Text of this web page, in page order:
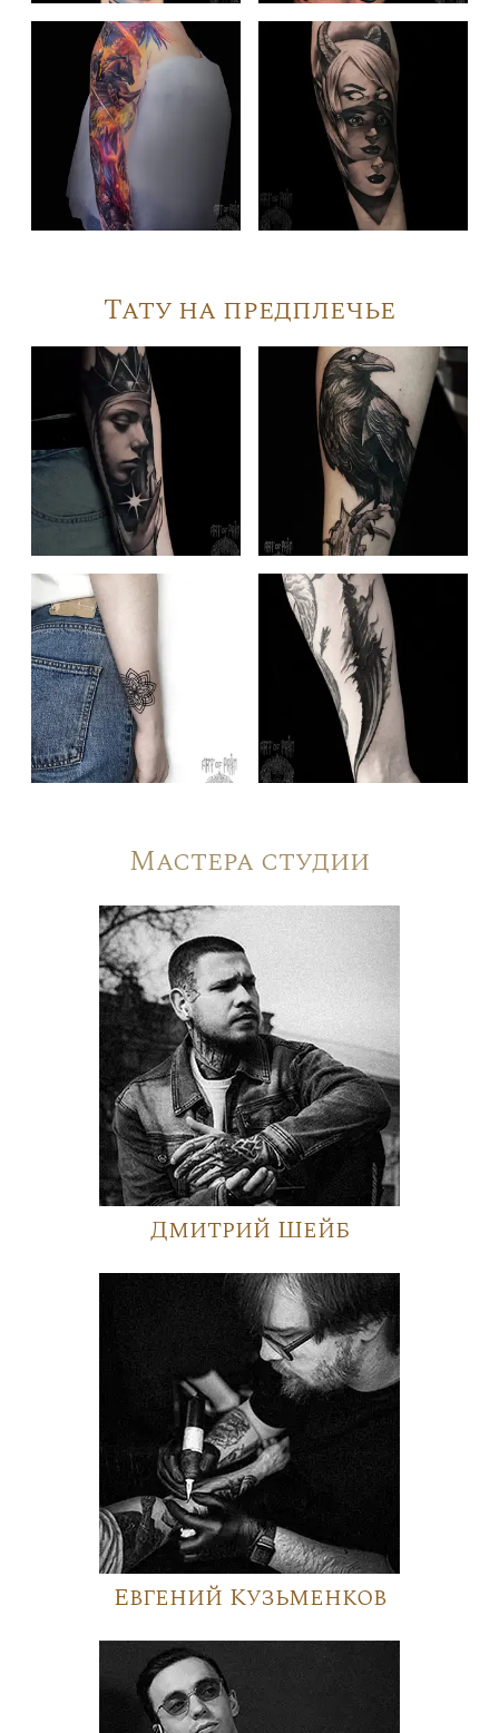
Тату на предплечье
Мастера студии
Дмитрий Шейб
Евгений Кузьменков